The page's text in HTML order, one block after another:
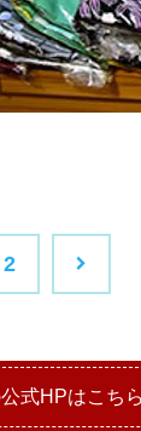
2
式HPはこち